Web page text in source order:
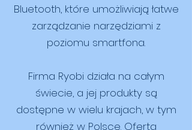
Bluetooth, które umożliwiają łatwe
zarządzanie narzędziami z
poziomu smartfona.
Firma Ryobi działa na całym
świecie, a jej produkty są
dostępne w wielu krajach, w tym
również w Polsce. Oferta